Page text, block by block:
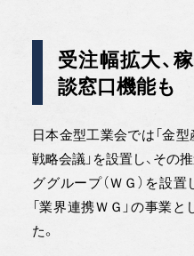
受注幅拡大、
談窓口機能も
日本金型工業会では「金
戦略会議」を設置し、その
ググループ（ＷＧ）を設
「業界連携ＷＧ」の事業
た。